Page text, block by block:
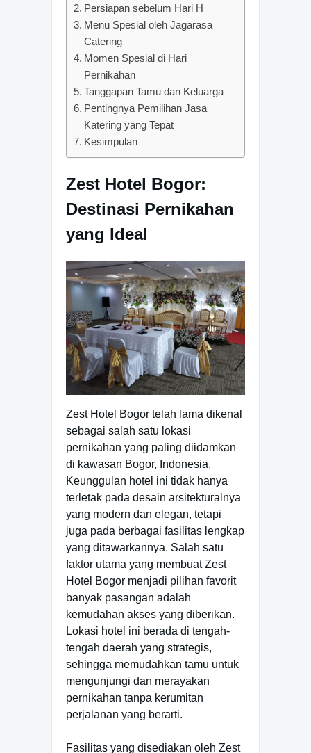
Persiapan sebelum Hari H
Menu Spesial oleh Jagarasa
Catering
Momen Spesial di Hari
Pernikahan
Tanggapan Tamu dan Keluarga
Pentingnya Pemilihan Jasa
Katering yang Tepat
Kesimpulan
Zest Hotel Bogor:
Destinasi Pernikahan
yang Ideal
Zest Hotel Bogor telah lama dikenal
sebagai salah satu lokasi
pernikahan yang paling diidamkan
di kawasan Bogor, Indonesia.
Keunggulan hotel ini tidak hanya
terletak pada desain arsitekturalnya
yang modern dan elegan, tetapi
juga pada berbagai fasilitas lengkap
yang ditawarkannya. Salah satu
faktor utama yang membuat Zest
Hotel Bogor menjadi pilihan favorit
banyak pasangan adalah
kemudahan akses yang diberikan.
Lokasi hotel ini berada di tengah-
tengah daerah yang strategis,
sehingga memudahkan tamu untuk
mengunjungi dan merayakan
pernikahan tanpa kerumitan
perjalanan yang berarti.
Fasilitas yang disediakan oleh Zest